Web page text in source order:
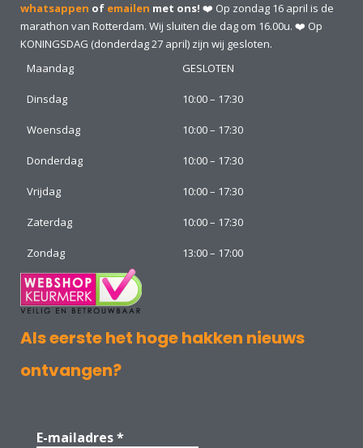
whatsappen of emailen met ons! ❤️ Op zondag 16 april is de
marathon van Rotterdam. Wij sluiten die dag om 16.00u. ❤️ Op
KONINGSDAG (donderdag 27 april) zijn wij gesloten.
Maandag
GESLOTEN
Dinsdag 10:00 – 17:30
Woensdag 10:00 – 17:30
Donderdag 10:00 – 17:30
Vrijdag 10:00 – 17:30
Zaterdag 10:00 – 17:30
Zondag 13:00 – 17:00
Als eerste het hoge hakken nieuws
ontvangen?
E-mailadres*